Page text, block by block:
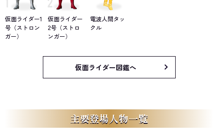
面ライダーたちも動きを見せ始めていた。
仮面ライダー1
号（ストロン
ガー）
仮面ライダー
2号（ストロ
ンガー）
電波人間タッ
クル
仮面ライダー図鑑へ
主要登場人物一覧